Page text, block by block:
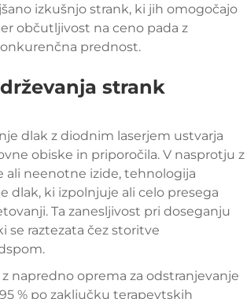
izkušnjo strank, ki jih omogočajo
občutljivost na ceno pada z
prednost.
strank
dlak z diodnim laserjem ustvarja
obiske in priporočila. V nasprotju z
ali neenotne izide, tehnologija
dlak, ki izpolnjuje ali celo presega
Ta zanesljivost pri doseganju
se raztezata čez storitve
z napredno oprema za odstranjevanje
% po zaključku terapevtskih